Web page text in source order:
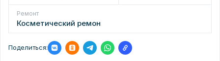
Ремонт
Косметический ремон
Поделиться: